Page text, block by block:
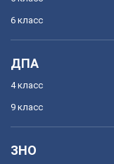
6 класс
ДПА
4 класс
9 класс
ЗНО